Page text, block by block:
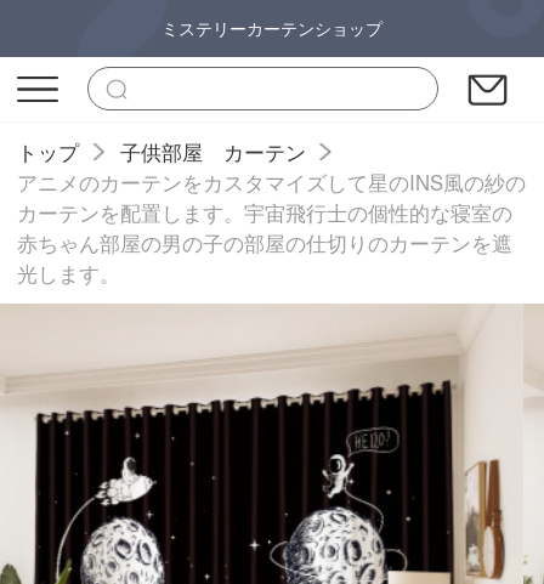
ミステリーカーテンショップ
トップ
子供部屋 カーテン
アニメのカーテンをカスタマイズして星のINS風の紗の
カーテンを配置します。宇宙飛行士の個性的な寝室の
赤ちゃん部屋の男の子の部屋の仕切りのカーテンを遮
光します。